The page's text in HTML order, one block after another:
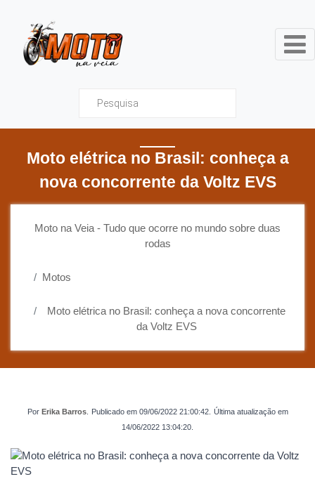
Moto na Veia - Tudo que
Moto elétrica no Brasil: conheça a
nova concorrente da Voltz EVS
Moto na Veia - Tudo que ocorre no mundo sobre duas
rodas
Motos
Moto elétrica no Brasil: conheça a nova concorrente
da Voltz EVS
Por Erika Barros. Publicado em 09/06/2022 21:00:42. Última atualização em
14/06/2022 13:04:20